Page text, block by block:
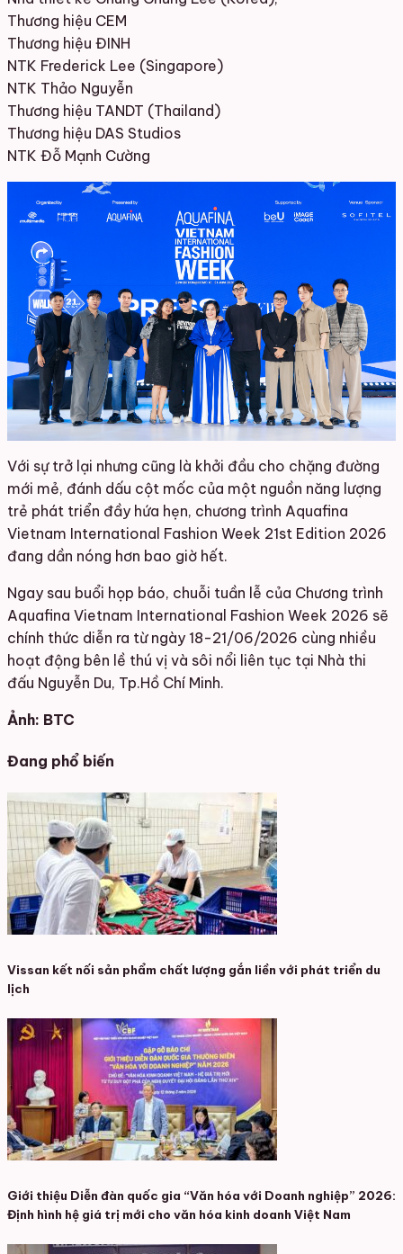
Thương hiệu CEM
Thương hiệu ĐINH
NTK Frederick Lee (Singapore)
NTK Thảo Nguyễn
Thương hiệu TANDT (Thailand)
Thương hiệu DAS Studios
NTK Đỗ Mạnh Cường
Với sự trở lại nhưng cũng là khởi đầu cho chặng đường
mới mẻ, đánh dấu cột mốc của một nguồn năng lượng
trẻ phát triển đầy hứa hẹn, chương trình Aquafina
Vietnam International Fashion Week 21st Edition 2026
đang dần nóng hơn bao giờ hết.
Ngay sau buổi họp báo, chuỗi tuần lễ của Chương trình
Aquafina Vietnam International Fashion Week 2026 sẽ
chính thức diễn ra từ ngày 18-21/06/2026 cùng nhiều
hoạt động bên lề thú vị và sôi nổi liên tục tại Nhà thi
đấu Nguyễn Du, Tp.Hồ Chí Minh.
Ảnh: BTC
Đang phổ biến
Vissan kết nối sản phẩm chất lượng gắn liền với phát triển du
lịch
Giới thiệu Diễn đàn quốc gia “Văn hóa với Doanh nghiệp” 2026:
Định hình hệ giá trị mới cho văn hóa kinh doanh Việt Nam